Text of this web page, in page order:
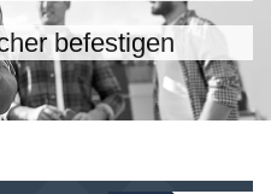
befestigen